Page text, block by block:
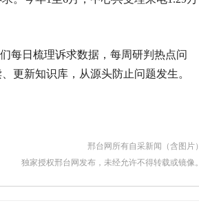
每日梳理诉求数据，每周研判热点问
更新知识库，从源头防止问题发生。
邢台网所有自采新闻（含图片）
独家授权邢台网发布，未经允许不得转载或镜像。